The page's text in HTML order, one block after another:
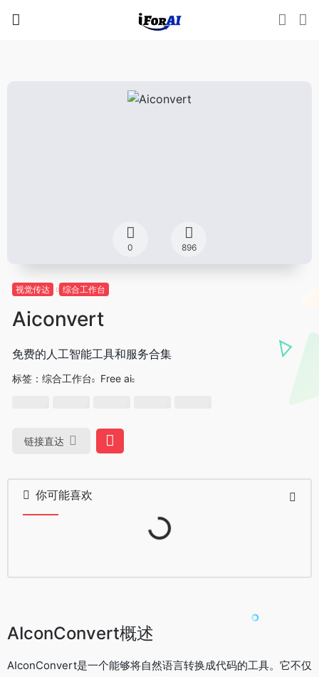
0 896
视觉传达 综合工作台
Aiconvert
免费的人工智能工具和服务合集
标签： 综合工作台 Free ai
链接直达
你可能喜欢
Loading...
AIconConvert概述
AIconConvert是一个能够将自然语言转换成代码的工具。它不仅